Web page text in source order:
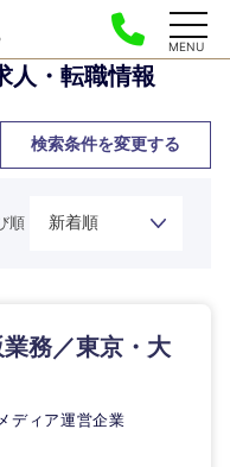
MENU
人・転職情報
検索条件を変更する
順
務／東京・大
ディア運営企業